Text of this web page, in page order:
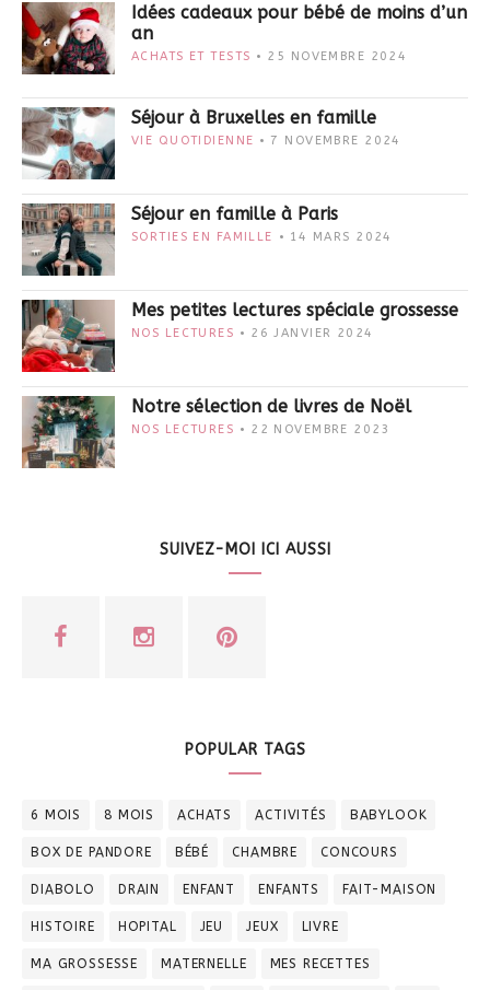
Idées cadeaux pour bébé de moins d’un
an
ACHATS ET TESTS 25 NOVEMBRE 2024
Séjour à Bruxelles en famille
VIE QUOTIDIENNE 7 NOVEMBRE 2024
Séjour en famille à Paris
SORTIES EN FAMILLE 14 MARS 2024
Mes petites lectures spéciale grossesse
NOS LECTURES 26 JANVIER 2024
Notre sélection de livres de Noël
NOS LECTURES 22 NOVEMBRE 2023
SUIVEZ-MOI ICI AUSSI
POPULAR TAGS
6 MOIS 8 MOIS ACHATS ACTIVITÉS BABYLOOK
BOX DE PANDORE BÉBÉ CHAMBRE CONCOURS
DIABOLO DRAIN ENFANT ENFANTS FAIT-MAISON
HISTOIRE HOPITAL JEU JEUX LIVRE
MA GROSSESSE MATERNELLE MES RECETTES